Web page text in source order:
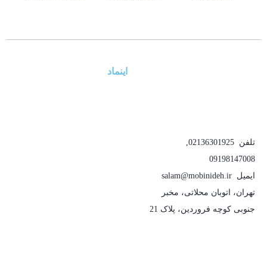
تلفن 02136301925
,
09198147008
ایمیل salam@mobinideh.ir
تهران، اتوبان محلاتی، مخبر
جنوبی کوچه فروردین، پلاک 21
اینماد